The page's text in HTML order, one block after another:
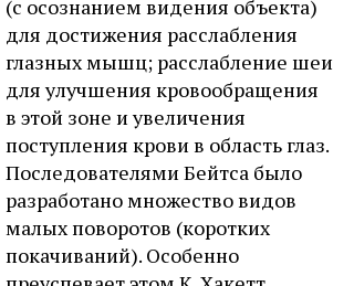
(с осознанием видения объекта)
для достижения расслабления
глазных мышц; расслабление шеи
для улучшения кровообращения
в этой зоне и увеличения
поступления крови в область глаз.
Последователями Бейтса было
разработано множество видов
малых поворотов (коротких
покачиваний). Особенно